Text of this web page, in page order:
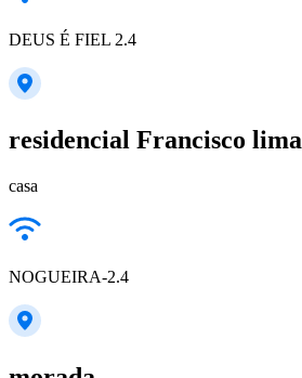
DEUS É FIEL 2.4
residencial Francisco lima
casa
NOGUEIRA-2.4